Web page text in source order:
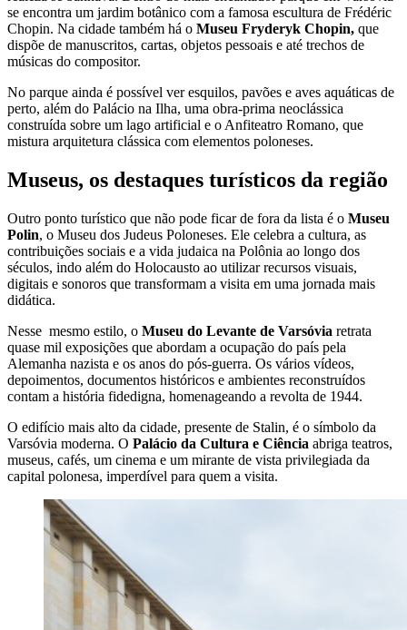
se encontra um jardim botânico com a famosa escultura de Frédéric
Chopin. Na cidade também há o Museu Fryderyk Chopin, que
dispõe de manuscritos, cartas, objetos pessoais e até trechos de
músicas do compositor.
No parque ainda é possível ver esquilos, pavões e aves aquáticas de
perto, além do Palácio na Ilha, uma obra-prima neoclássica
construída sobre um lago artificial e o Anfiteatro Romano, que
mistura arquitetura clássica com elementos poloneses.
Museus, os destaques turísticos da região
Outro ponto turístico que não pode ficar de fora da lista é o Museu
Polin, o Museu dos Judeus Poloneses. Ele celebra a cultura, as
contribuições sociais e a vida judaica na Polônia ao longo dos
séculos, indo além do Holocausto ao utilizar recursos visuais,
digitais e sonoros que transformam a visita em uma jornada mais
didática.
Nesse mesmo estilo, o Museu do Levante de Varsóvia retrata
quase mil exposições que abordam a ocupação do país pela
Alemanha nazista e os anos do pós-guerra. Os vários vídeos,
depoimentos, documentos históricos e ambientes reconstruídos
contam a história fidedigna, homenageando a revolta de 1944.
O edifício mais alto da cidade, presente de Stalin, é o símbolo da
Varsóvia moderna. O Palácio da Cultura e Ciência abriga teatros,
museus, cafés, um cinema e um mirante de vista privilegiada da
capital polonesa, imperdível para quem a visita.